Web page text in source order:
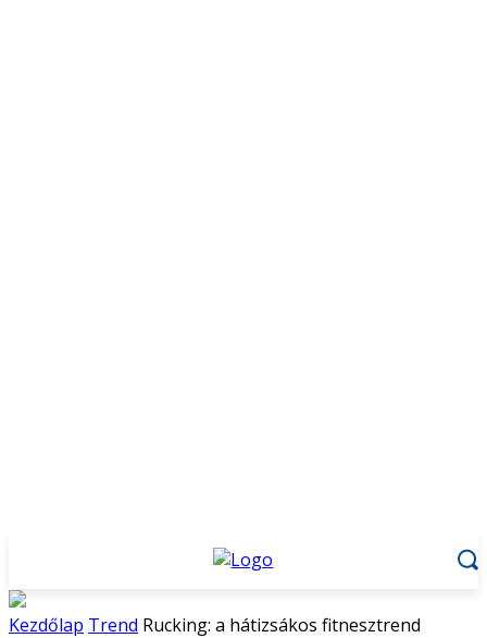
Kezdőlap Trend Rucking: a hátizsákos fitnesztrend